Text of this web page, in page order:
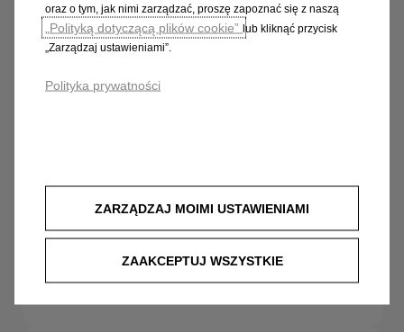
automatycznym układem hamowania
awaryjnego opartego na kamerze i radarze
System zaawansowanego wykrywania
System rozszerzonego rozpoznawania znaków
Adaptacyjne reflektory pikselowe IntelliLux LED®
System automatycznego sterowania zamkami
drzwi i zapłonem Open&Start
oraz o tym, jak nimi zarządzać, proszę zapoznać się z naszą
„Polityką dotyczącą plików cookie” lub kliknąć przycisk
„Zarządzaj ustawieniami”.
Polityka prywatności
ZARZĄDZAJ MOIMI USTAWIENIAMI
ZAAKCEPTUJ WSZYSTKIE